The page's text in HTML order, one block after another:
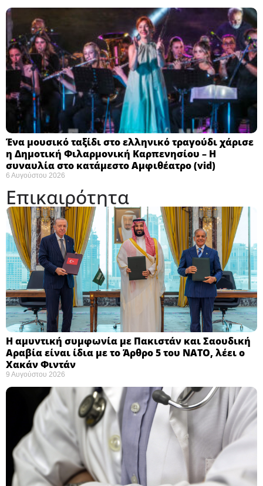
Ένα μουσικό ταξίδι στο ελληνικό τραγούδι χάρισε
η Δημοτική Φιλαρμονική Καρπενησίου – Η
συναυλία στο κατάμεστο Αμφιθέατρο (vid)
6 Αυγούστου 2026
Επικαιρότητα
Η αμυντική συμφωνία με Πακιστάν και Σαουδική
Αραβία είναι ίδια με το Άρθρο 5 του ΝΑΤΟ, λέει ο
Χακάν Φιντάν ​
9 Αυγούστου 2026